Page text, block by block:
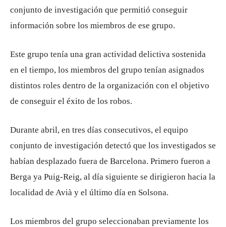
conjunto de investigación que permitió conseguir
información sobre los miembros de ese grupo.
Este grupo tenía una gran actividad delictiva sostenida
en el tiempo, los miembros del grupo tenían asignados
distintos roles dentro de la organización con el objetivo
de conseguir el éxito de los robos.
Durante abril, en tres días consecutivos, el equipo
conjunto de investigación detectó que los investigados se
habían desplazado fuera de Barcelona. Primero fueron a
Berga ya Puig-Reig, al día siguiente se dirigieron hacia la
localidad de Avià y el último día en Solsona.
Los miembros del grupo seleccionaban previamente los